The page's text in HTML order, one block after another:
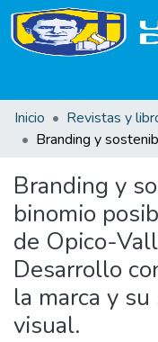
Inicio
Revistas y
Branding y
binomio
de Opico-
Desarrollo
la marca y
visual.